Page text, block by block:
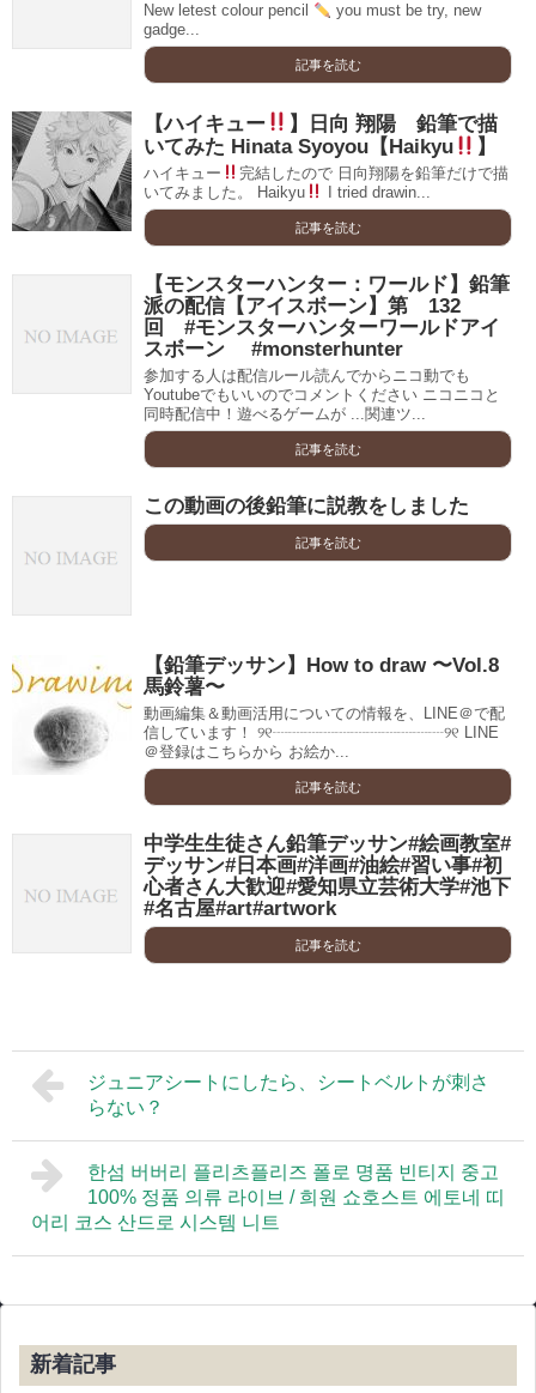
New letest colour pencil
you must be try, new
gadge...
記事を読む
【ハイキュー
】日向 翔陽 鉛筆で描
いてみた Hinata Syoyou【Haikyu
】
ハイキュー
完結したので 日向翔陽を鉛筆だけで描
いてみました。 Haikyu
I tried drawin...
記事を読む
【モンスターハンター：ワールド】鉛筆
派の配信【アイスボーン】第 132
回 #モンスターハンターワールドアイ
スボーン #monsterhunter
参加する人は配信ルール読んでからニコ動でも
Youtubeでもいいのでコメントください ニコニコと
同時配信中！遊べるゲームが ...関連ツ...
記事を読む
この動画の後鉛筆に説教をしました
記事を読む
【鉛筆デッサン】How to draw 〜Vol.8
馬鈴薯〜
動画編集＆動画活用についての情報を、LINE＠で配
信しています！ ୨୧┈┈┈┈┈┈┈┈┈┈┈୨୧ LINE
＠登録はこちらから お絵か...
記事を読む
中学生生徒さん鉛筆デッサン#絵画教室#
デッサン#日本画#洋画#油絵#習い事#初
心者さん大歓迎#愛知県立芸術大学#池下
#名古屋#art#artwork
記事を読む
ジュニアシートにしたら、シートベルトが刺さ
らない？
한섬 버버리 플리츠플리즈 폴로 명품 빈티지 중고
100% 정품 의류 라이브 / 희원 쇼호스트 에토네 띠
어리 코스 산드로 시스템 니트
新着記事